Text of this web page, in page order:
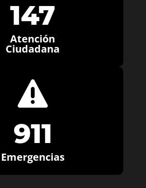
147
Atención
Ciudadana

911
Emergencias